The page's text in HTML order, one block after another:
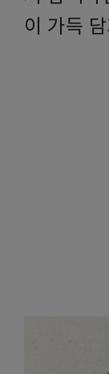
이 가득